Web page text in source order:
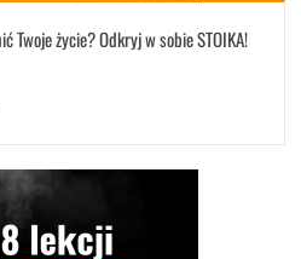
Twoje życie? Odkryj w sobie STOIKA!